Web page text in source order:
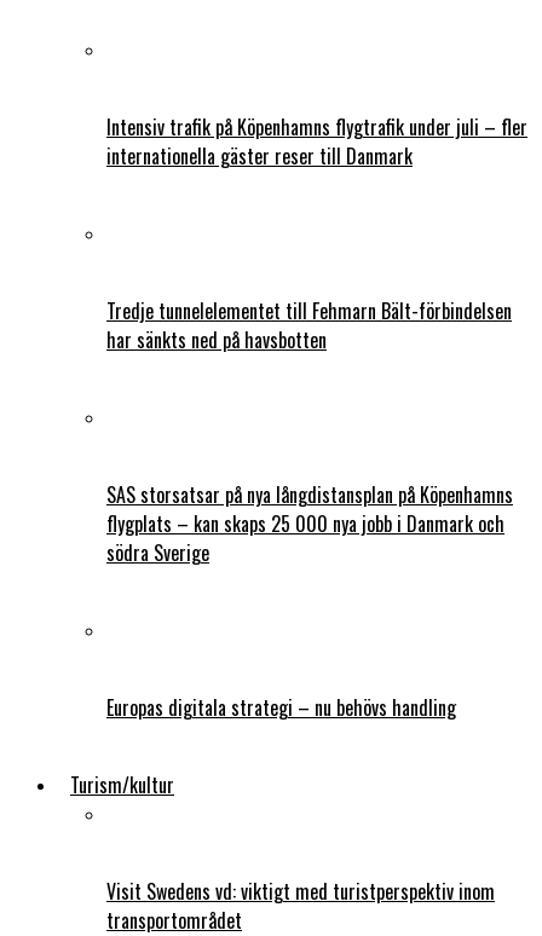
Intensiv trafik på Köpenhamns flygtrafik under juli – fler
internationella gäster reser till Danmark
Tredje tunnelelementet till Fehmarn Bält-förbindelsen
har sänkts ned på havsbotten
SAS storsatsar på nya långdistansplan på Köpenhamns
flygplats – kan skaps 25 000 nya jobb i Danmark och
södra Sverige
Europas digitala strategi – nu behövs handling
Turism/kultur
Visit Swedens vd: viktigt med turistperspektiv inom
transportområdet